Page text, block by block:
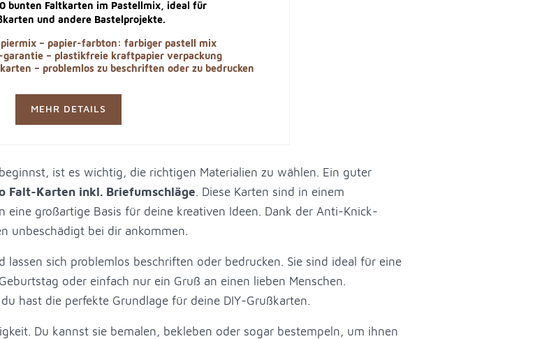
bunten Faltkarten im Pastellmix, ideal für
und andere Bastelprojekte.
– papier-farbton: farbiger pastell mix
– plastikfreie kraftpapier verpackung
– problemlos zu beschriften oder zu bedrucken
MEHR DETAILS
ist es wichtig, die richtigen Materialien zu wählen. Ein guter
Falt-Karten inkl. Briefumschläge. Diese Karten sind in einem
großartige Basis für deine kreativen Ideen. Dank der Anti-Knick-
unbeschädigt bei dir ankommen.
sich problemlos beschriften oder bedrucken. Sie sind ideal für eine
oder einfach nur ein Gruß an einen lieben Menschen.
hast die perfekte Grundlage für deine DIY-Grußkarten.
Du kannst sie bemalen, bekleben oder sogar bestempeln, um ihnen